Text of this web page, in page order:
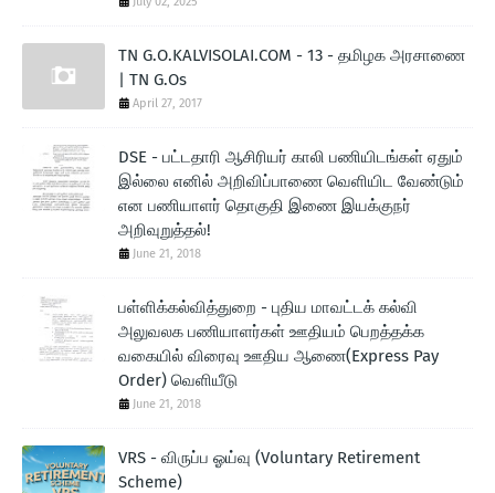
TN G.O.KALVISOLAI.COM - 13 - தமிழக அரசாணை
| TN G.Os
April 27, 2017
DSE - பட்டதாரி ஆசிரியர் காலி பணியிடங்கள் ஏதும்
இல்லை எனில் அறிவிப்பாணை வெளியிட வேண்டும்
என பணியாளர் தொகுதி இணை இயக்குநர்
அறிவுறுத்தல்!
June 21, 2018
பள்ளிக்கல்வித்துறை - புதிய மாவட்டக் கல்வி
அலுவலக பணியாளர்கள் ஊதியம் பெறத்தக்க
வகையில் விரைவு ஊதிய ஆணை(Express Pay
Order) வெளியீடு
June 21, 2018
VRS - விருப்ப ஓய்வு (Voluntary Retirement
Scheme)